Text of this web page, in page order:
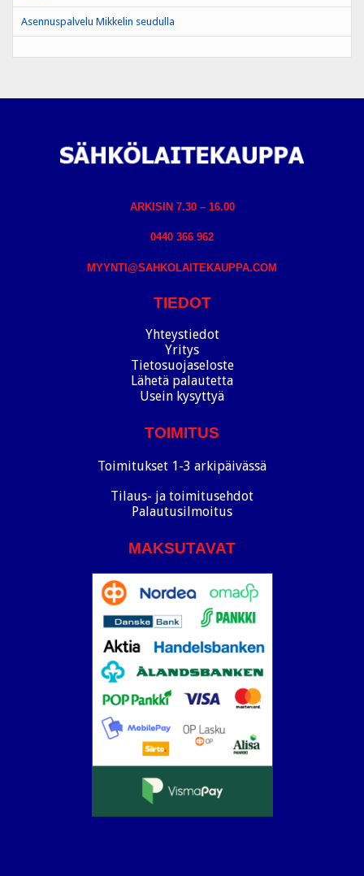
Asennuspalvelu Mikkelin seudulla
ARKISIN 7.30 – 16.00
0440 366 962
MYYNTI@SAHKOLAITEKAUPPA.COM
TIEDOT
Yhteystiedot
Yritys
Tietosuojaseloste
Lähetä palautetta
Usein kysyttyä
TOIMITUS
Toimitukset 1-3 arkipäivässä
Tilaus- ja toimitusehdot
Palautusilmoitus
MAKSUTAVAT